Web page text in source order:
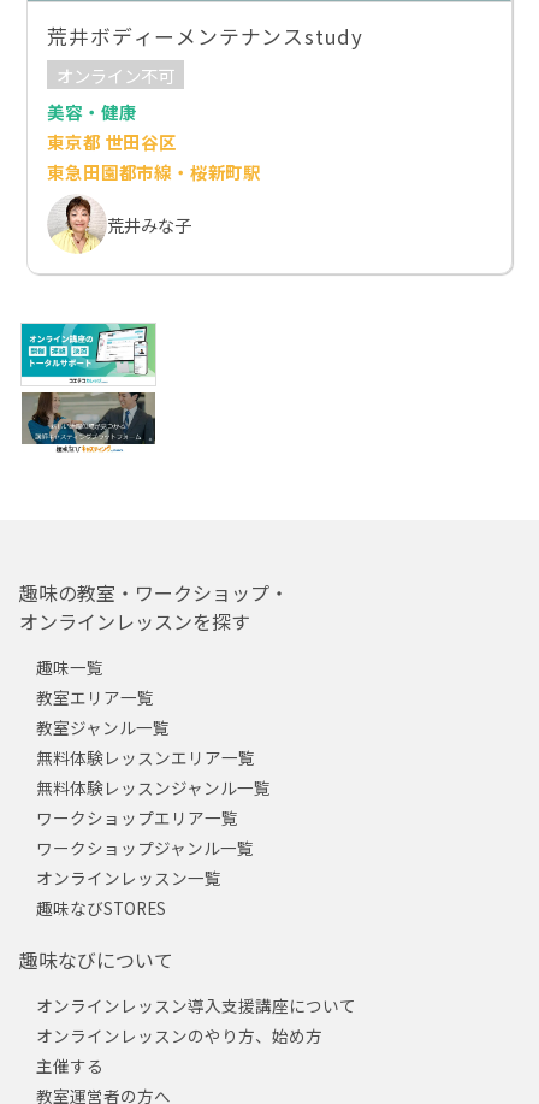
荒井ボディーメンテナンスstudy
オンライン不可
美容・健康
東京都 世田谷区
東急田園都市線・桜新町駅
荒井みな子
趣味の教室・ワークショップ・
オンラインレッスンを探す
趣味一覧
教室エリア一覧
教室ジャンル一覧
無料体験レッスンエリア一覧
無料体験レッスンジャンル一覧
ワークショップエリア一覧
ワークショップジャンル一覧
オンラインレッスン一覧
趣味なびSTORES
趣味なびについて
オンラインレッスン導入支援講座について
オンラインレッスンのやり方、始め方
主催する
教室運営者の方へ